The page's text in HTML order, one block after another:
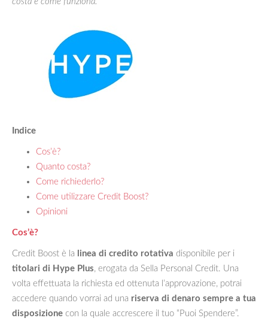
Indice
Cos’è?
Quanto costa?
Come richiederlo?
Come utilizzare Credit Boost?
Opinioni
Cos’è?
Credit Boost è la linea di credito rotativa disponibile per i
titolari di Hype Plus, erogata da Sella Personal Credit. Una
volta effettuata la richiesta ed ottenuta l’approvazione, potrai
accedere quando vorrai ad una riserva di denaro sempre a tua
disposizione con la quale accrescere il tuo “Puoi Spendere”.